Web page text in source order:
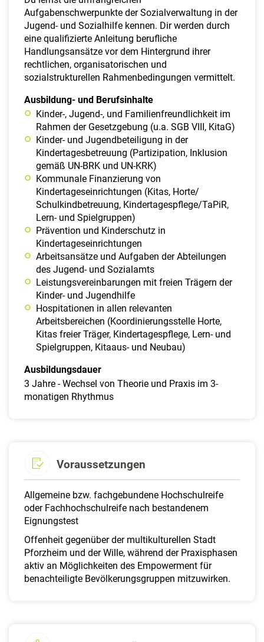
Aufgabenschwerpunkte der Sozialverwaltung in der
Jugend- und Sozialhilfe kennen. Dir werden durch
eine qualifizierte Anleitung berufliche
Handlungsansätze vor dem Hintergrund ihrer
rechtlichen, organisatorischen und
sozialstrukturellen Rahmenbedingungen vermittelt.
Ausbildung- und Berufsinhalte
Kinder-, Jugend-, und Familienfreundlichkeit im
Rahmen der Gesetzgebung (u.a. SGB VIII, KitaG)
Kinder- und Jugendbeteiligung in der
Kindertagesbetreuung (Partizipation, Inklusion
gemäß UN-BRK und UN-KRK)
Kommunale Finanzierung von
Kindertageseinrichtungen (Kitas, Horte/
Schulkindbetreuung, Kindertagespflege/TaPiR,
Lern- und Spielgruppen)
Prävention und Kinderschutz in
Kindertageseinrichtungen
Arbeitsansätze und Aufgaben der Abteilungen
des Jugend- und Sozialamts
Leistungsvereinbarungen mit freien Trägern der
Kinder- und Jugendhilfe
Hospitationen in allen relevanten
Arbeitsbereichen (Koordinierungsstelle Horte,
Kitas freier Träger, Kindertagespflege, Lern- und
Spielgruppen, Kitaaus- und Neubau)
Ausbildungsdauer
3 Jahre - Wechsel von Theorie und Praxis im 3-
monatigen Rhythmus
Voraussetzungen
Allgemeine bzw. fachgebundene Hochschulreife
oder Fachhochschulreife nach bestandenem
Eignungstest
Offenheit gegenüber der multikulturellen Stadt
Pforzheim und der Wille, während der Praxisphasen
aktiv an Möglichkeiten des Empowerment für
benachteiligte Bevölkerungsgruppen mitzuwirken.